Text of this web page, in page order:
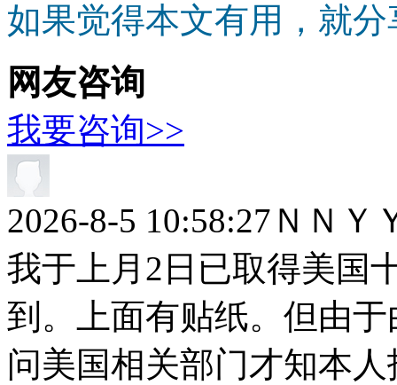
如果觉得本文有用，就
网友咨询
我要咨询>>
2026-8-5 10:58:27 ＮＮＹ
我于上月2日已取得美国
到。上面有贴纸。但由
问美国相关部门才知本